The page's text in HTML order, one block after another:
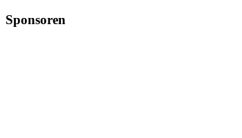
Sponsoren